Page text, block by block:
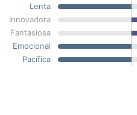
Lenta
Innovadora
Fantasiosa
Emocional
Pacífica